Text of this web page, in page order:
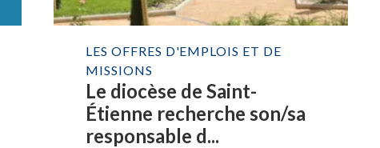
LES OFFRES D'EMPLOIS ET DE
MISSIONS
Le diocèse de Saint-
Étienne recherche son/sa
responsable d...